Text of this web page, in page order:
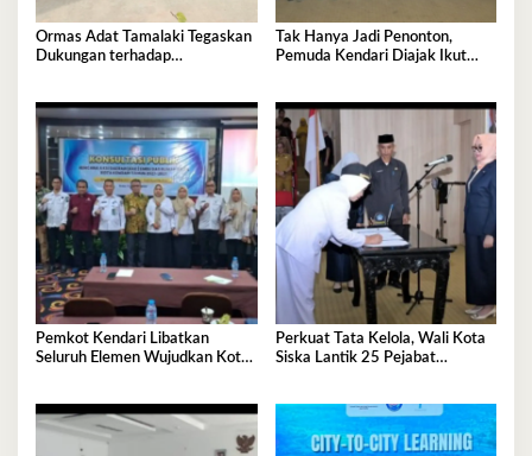
Ormas Adat Tamalaki Tegaskan
Dukungan terhadap
Tak Hanya Jadi Penonton,
Pemuda Kendari Diajak Ikut
Pemkot Kendari Libatkan
Seluruh Elemen Wujudkan Kota
Perkuat Tata Kelola, Wali Kota
Siska Lantik 25 Pejabat